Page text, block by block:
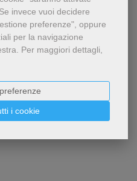
Se invece vuoi decidere
preferenze", oppure
per la navigazione
Per maggiori dettagli,
i cookie